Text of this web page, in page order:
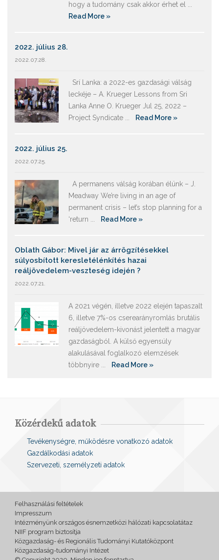
hogy a tudomány csak akkor érhet el ...
Read More »
2022. július 28.
2022.07.28.
Srí Lanka: a 2022-es gazdasági válság
leckéje – A. Krueger Lessons from Sri
Lanka Anne O. Krueger Jul 25, 2022 –
Project Syndicate ...
Read More »
2022. július 25.
2022.07.25.
A permanens válság korában élünk – J.
Meadway We’re living in an age of
permanent crisis – let’s stop planning for a
‘return ...
Read More »
Oblath Gábor: Mivel jár az árrögzítésekkel
súlyosbított keresletélénkítés hazai
reáljövedelem-veszteség idején ?
2022.07.21.
A 2021 végén, illetve 2022 elején tapaszalt
6, illetve 7%-os cserearányromlás brutális
reáljövedelem-kivonást jelentett a magyar
gazdaságból. A külső egyensúly
alakulásával foglalkozó elemzések
többnyire ...
Read More »
Közérdekű adatok
Tevékenységre, működésre vonatkozó adatok
Gazdálkodási adatok
Szervezeti, személyzeti adatok
Felhasználási feltételek
Impresszum
Intézményünk országos ésnemzetközi hálózati kapcsolatátaz
NIIF program biztosítja
Közgazdaság- és Regionális Tudományi Kutatóközpont
Közgazdaság-tudományi Intézet